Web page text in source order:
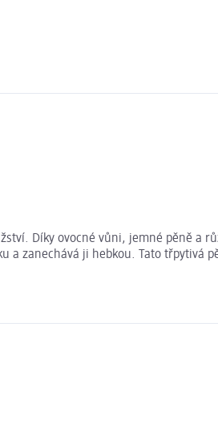
Díky ovocné vůni, jemné pěně a
zanechává ji hebkou. Tato třpytivá